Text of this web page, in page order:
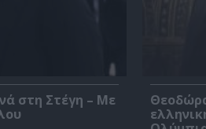
στη Στέγη – Με